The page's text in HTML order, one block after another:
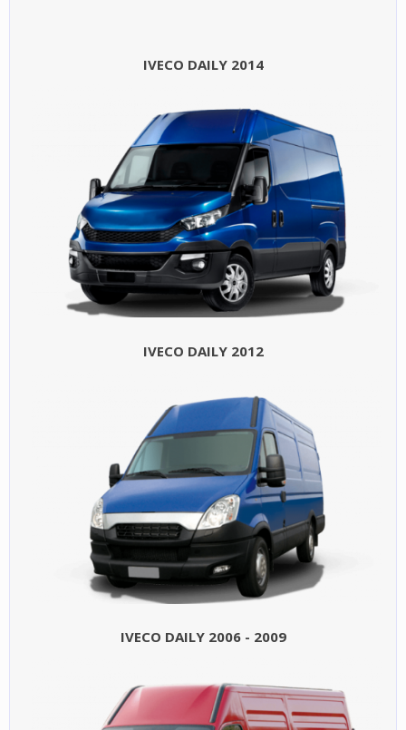
IVECO DAILY 2014
IVECO DAILY 2012
IVECO DAILY 2006 - 2009